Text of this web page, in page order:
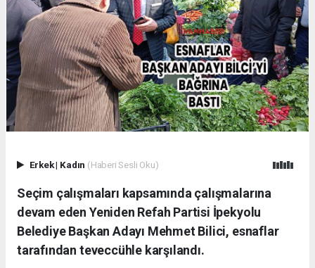
Erkek| Kadın (Haberi Sesli Oku)
Seçim çalışmaları kapsamında çalışmalarına
devam eden Yeniden Refah Partisi İpekyolu
Belediye Başkan Adayı Mehmet Bilici, esnaflar
tarafından teveccühle karşılandı.